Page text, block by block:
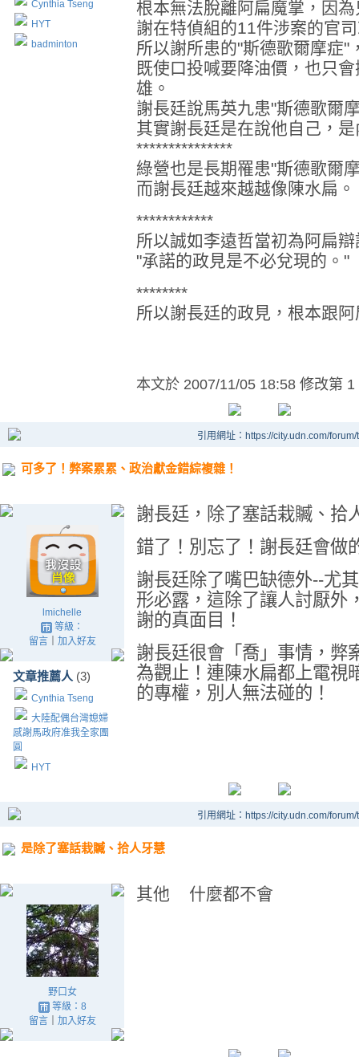
Cynthia Tseng
HYT
badminton
根本無法脫離阿扁魔掌，因
謝在特偵組的11件涉案的官
所以謝所患的"斯德歌爾摩症"
既使口投喊要降油價，也只
雄。
謝長廷說馬英九患"斯德歌爾
其實謝長廷是在說他自己，
***************
綠營也是長期罹患"斯德歌爾
而謝長廷越來越越像陳水扁。
************
所以誠如李遠哲當初為阿扁
"承諾的政見是不必兌現的。"
********
所以謝長廷的政見，根本跟
本文於 2007/11/05 18:58 修改第 1
引用網址：https://city.udn.com/
可多了！弊案累累、政治獻金錯綜複雜！
lmichelle
等級：
留言｜ 加入好友
文章推薦人 (3)
Cynthia Tseng
大陸配偶台灣媳婦
感謝馬政府准我全家團
圓
HYT
謝長廷，除了塞話栽贓、拾
錯了！別忘了！謝長廷會做
謝長廷除了嘴巴缺德外--尤
形必露，這除了讓人討厭外
謝的真面目！
謝長廷很會「喬」事情，弊
為觀止！連陳水扁都上電視
的專權，別人無法碰的！
引用網址：https://city.udn.com/
是除了塞話栽贓、拾人牙慧
野口女
等級：8
留言｜ 加入好友
其他 什麼都不會